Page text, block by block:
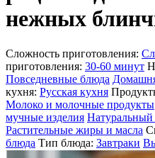
нежных
Сложность приготовления:
приготовления: 30-60 минут
Повседневные блюда
кухня: Русская кухня
Молоко и молочные продукты
мучные изделия Натуральный
Растительные жиры и масла
блюда Тип блюда: Завтраки